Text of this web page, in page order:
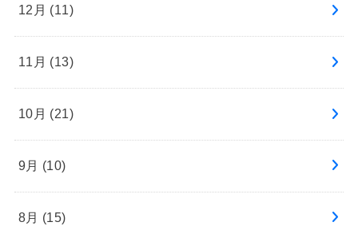
12月 (11)
11月 (13)
10月 (21)
9月 (10)
8月 (15)